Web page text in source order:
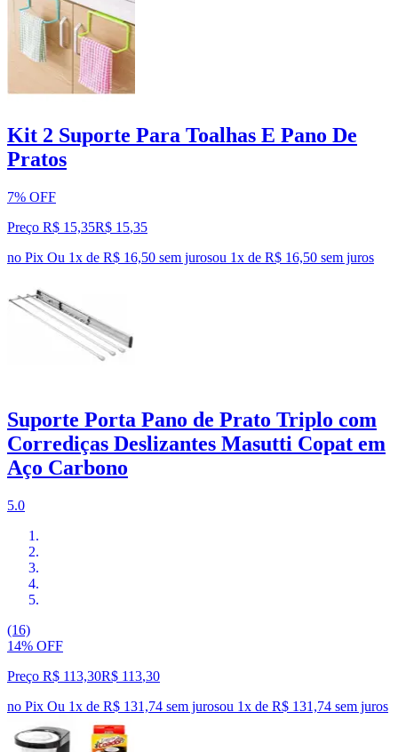
Kit 2 Suporte Para Toalhas E Pano De
Pratos
7% OFF
Preço R$ 15,35R$ 15,35
no Pix Ou 1x de R$ 16,50 sem jurosou 1x de R$ 16,50 sem juros
Suporte Porta Pano de Prato Triplo com
Corrediças Deslizantes Masutti Copat em
Aço Carbono
5.0
(16)
14% OFF
Preço R$ 113,30R$ 113,30
no Pix Ou 1x de R$ 131,74 sem jurosou 1x de R$ 131,74 sem juros